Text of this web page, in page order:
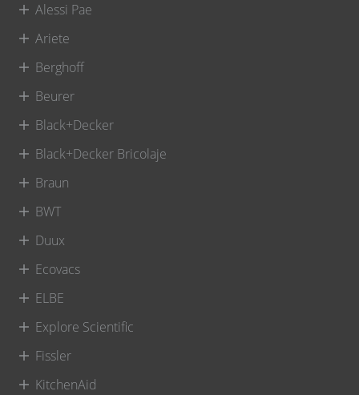
Alessi Pae
Ariete
Berghoff
Beurer
Black+Decker
Black+Decker Bricolaje
Braun
BWT
Duux
Ecovacs
ELBE
Explore Scientific
Fissler
KitchenAid